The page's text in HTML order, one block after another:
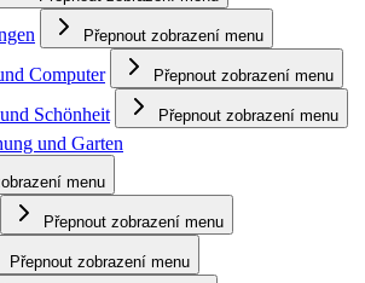
Přepnout zobrazení menu
Computer Přepnout zobrazení menu
Schönheit Přepnout zobrazení menu
und Garten
menu
Přepnout zobrazení menu
Přepnout zobrazení menu